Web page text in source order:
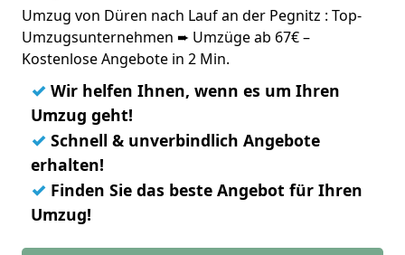
Umzug von Düren nach Lauf an der Pegnitz : Top-
Umzugsunternehmen ➨ Umzüge ab 67€ –
Kostenlose Angebote in 2 Min.
✓ Wir helfen Ihnen, wenn es um Ihren
Umzug geht!
✓ Schnell & unverbindlich Angebote
erhalten!
✓ Finden Sie das beste Angebot für Ihren
Umzug!